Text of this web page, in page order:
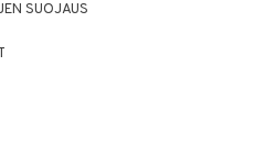
SUOJAUS